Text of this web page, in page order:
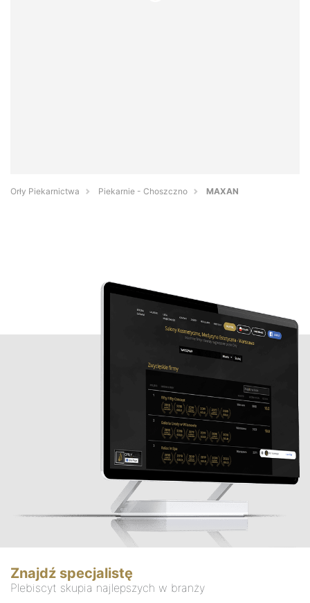
Orły Piekarnictwa Piekarnie - Choszczno MAXAN
Znajdź specjalistę
Plebiscyt skupia najlepszych w branży